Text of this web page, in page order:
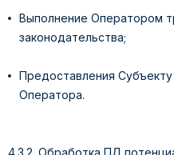
Выполнение Оператором
законодательства;
Предоставления
Оператора.
4.3.2. Обработка ПД